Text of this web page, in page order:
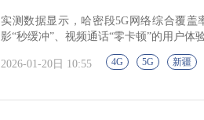
实测数据显示，哈密段5G网络综合覆盖
影“秒缓冲”、视频通话“零卡顿”的用户体验
2026-01-20日 10:55 4G 5G 新疆